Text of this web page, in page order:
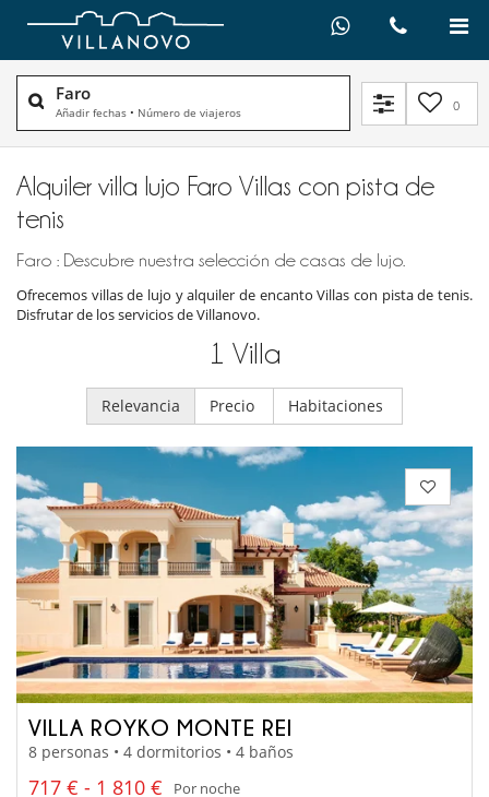
Faro
Añadir fechas • Número de viajeros 0
Alquiler villa lujo Faro Villas con pista de
tenis
Faro : Descubre nuestra selección de casas de lujo.
Ofrecemos villas de lujo y alquiler de encanto Villas con pista de tenis.
Disfrutar de los servicios de Villanovo.
1 Villa
Relevancia Precio Habitaciones
VILLA ROYKO MONTE REI
8 personas • 4 dormitorios • 4 baños
717 € - 1 810 €
Por noche